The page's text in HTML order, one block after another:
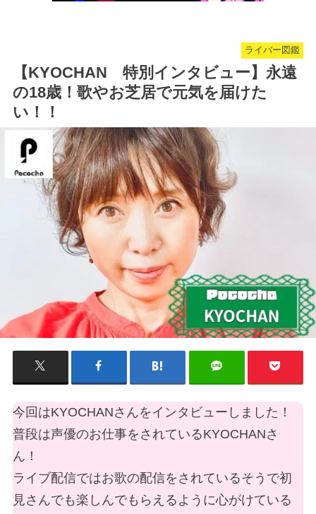
ライバー図鑑
【KYOCHAN 特別インタビュー】永遠
の18歳！歌やお芝居で元気を届けた
い！！
今回はKYOCHANさんをインタビューしました！
普段は声優のお仕事をされているKYOCHANさ
ん！
ライブ配信ではお歌の配信をされているそうで初
見さんでも楽しんでもらえるように心がけている